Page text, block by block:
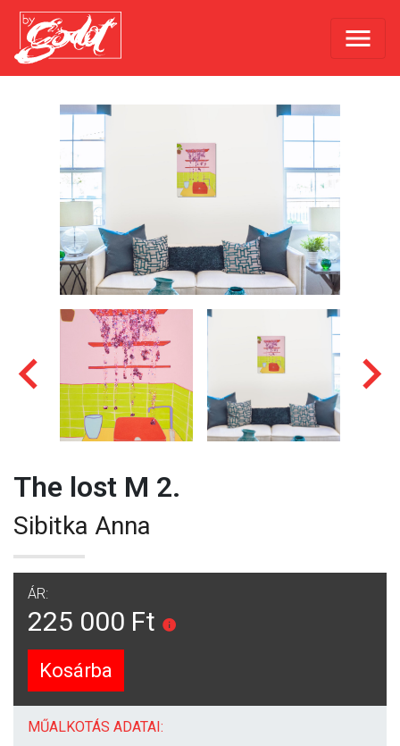
The lost M 2.
Sibitka Anna
ÁR:
225 000 Ft
Kosárba
MŰALKOTÁS ADATAI: